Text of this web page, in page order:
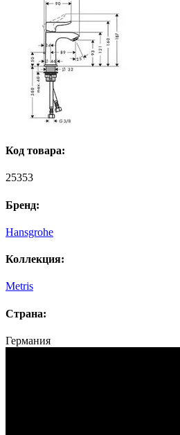
Код товара:
25353
Бренд:
Hansgrohe
Коллекция:
Metris
Страна:
Германия